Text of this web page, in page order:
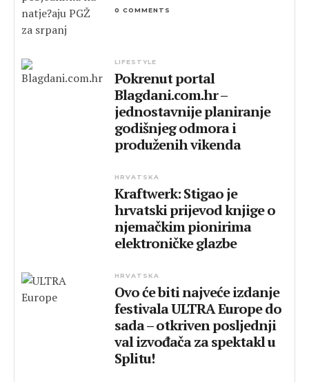
0 COMMENTS
LIFESTYLE
Pokrenut portal
Blagdani.com.hr –
jednostavnije planiranje
godišnjeg odmora i
produženih vikenda
HRVATSKA
Kraftwerk: Stigao je
hrvatski prijevod knjige o
njemačkim pionirima
elektroničke glazbe
HRVATSKA
Ovo će biti najveće izdanje
festivala ULTRA Europe do
sada – otkriven posljednji
val izvođača za spektakl u
Splitu!